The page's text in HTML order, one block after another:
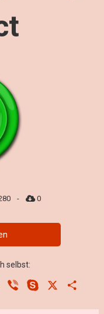
- 0
selbst:
VK Viber Skype